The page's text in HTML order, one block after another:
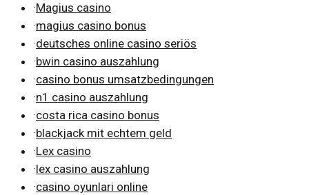
·Magius casino
·magius casino bonus
·deutsches online casino seriös
·bwin casino auszahlung
·casino bonus umsatzbedingungen
·n1 casino auszahlung
·costa rica casino bonus
·blackjack mit echtem geld
·Lex casino
·lex casino auszahlung
·casino oyunlari online